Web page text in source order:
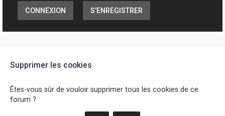
CONNEXION S’ENREGISTRER
Supprimer les cookies
Êtes-vous sûr de vouloir supprimer tous les cookies de ce
forum ?